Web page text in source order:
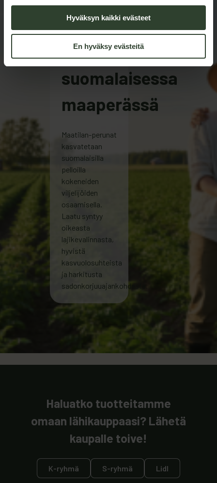
Hyväksyn kaikki evästeet
En hyväksy evästeitä
Kasvanut
suomalaisessa
maaperässä
Maatilan-perunat
kasvatetaan
suomalaisilla
pelloilla
kokeneiden
viljelijöiden
osaamisella.
Laatu syntyy
oikeasta
lajikevalinnasta,
hyvistä
kasvuolosuhteista
ja harkitusta
sadonkorjuuajankohdasta.
Haluatko tuotteitamme
omaan lähikauppaasi? Lähetä
kaupalle toive!
K-ryhmä S-ryhmä Lidl